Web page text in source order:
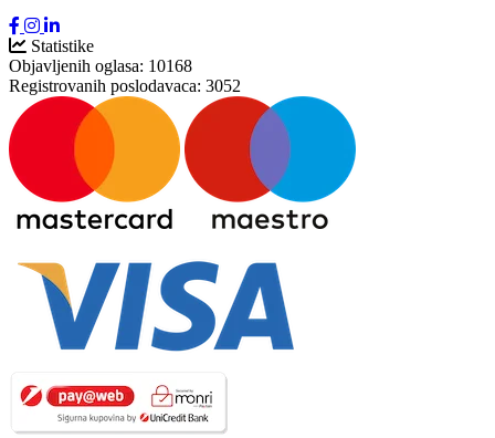
Statistike
Objavljenih oglasa: 10168
Registrovanih poslodavaca: 3052